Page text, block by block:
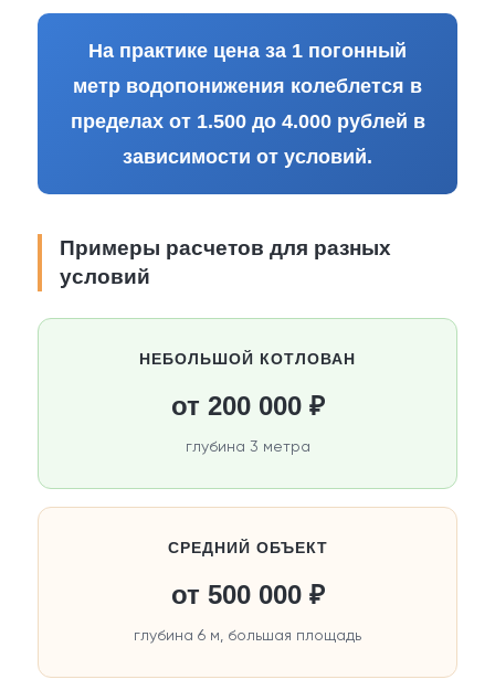
На практике цена за 1 погонный
метр водопонижения колеблется в
пределах от 1.500 до 4.000 рублей в
зависимости от условий.
Примеры расчетов для разных
условий
НЕБОЛЬШОЙ КОТЛОВАН
от 200 000 ₽
глубина 3 метра
СРЕДНИЙ ОБЪЕКТ
от 500 000 ₽
глубина 6 м, большая площадь